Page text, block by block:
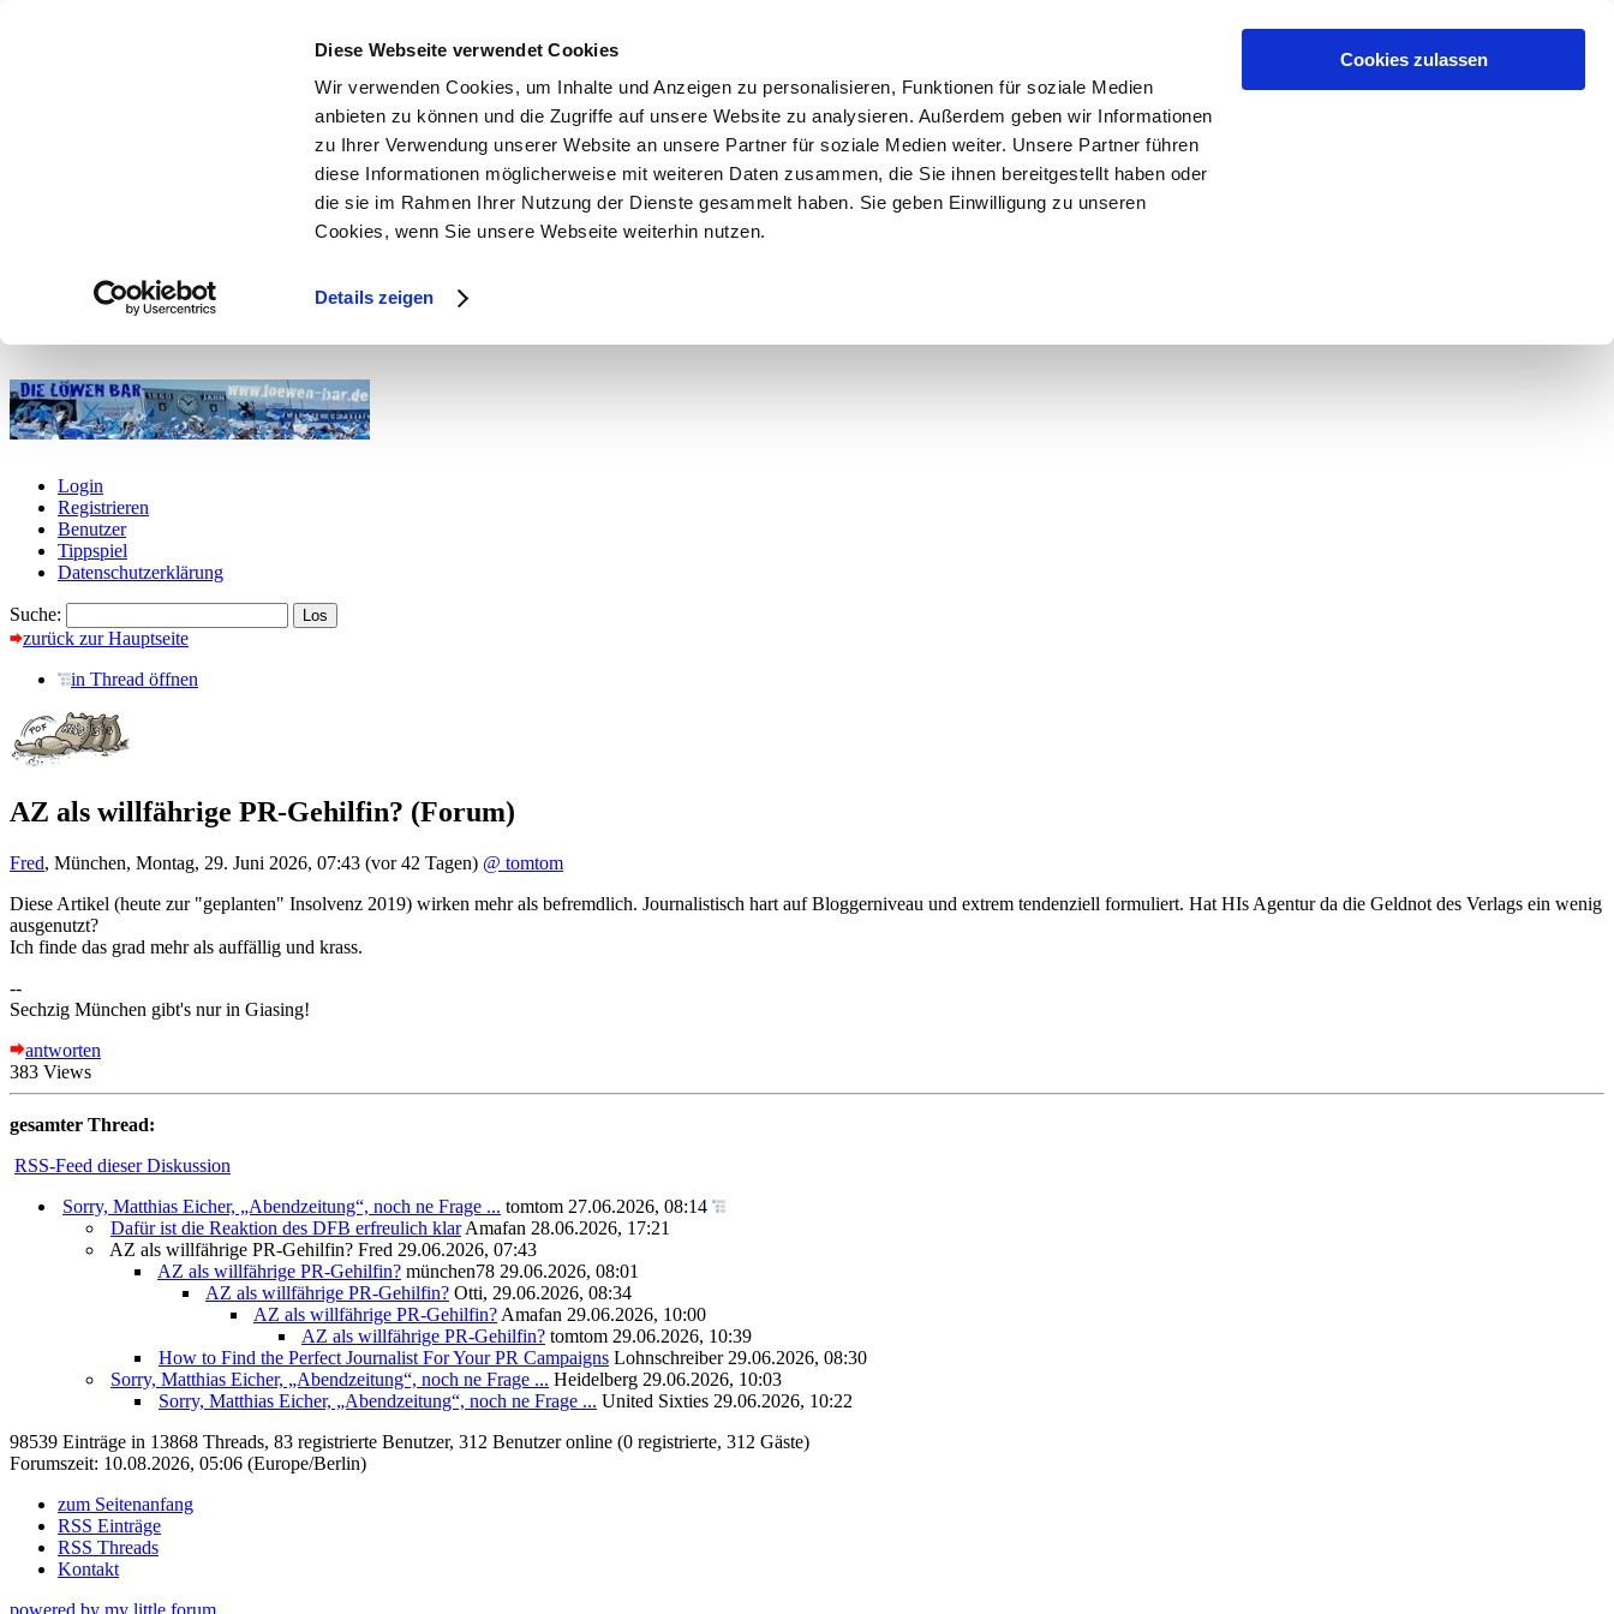
Diese Webseite verwendet Cookies
Wir verwenden Cookies, um Inhalte und Anzeigen zu personalisieren, Funktionen für soziale Medien
anbieten zu können und die Zugriffe auf unsere Website zu analysieren. Außerdem geben wir Informationen
zu Ihrer Verwendung unserer Website an unsere Partner für soziale Medien weiter. Unsere Partner führen
diese Informationen möglicherweise mit weiteren Daten zusammen, die Sie ihnen bereitgestellt haben oder
die sie im Rahmen Ihrer Nutzung der Dienste gesammelt haben. Sie geben Einwilligung zu unseren
Cookies, wenn Sie unsere Webseite weiterhin nutzen.
Details zeigen
Cookies zulassen
Login
Registrieren
Benutzer
Tippspiel
Datenschutzerklärung
Suche:
zurück zur Hauptseite
in Thread öffnen
AZ als willfährige PR-Gehilfin? (Forum)
Fred, München, Montag, 29. Juni 2026, 07:43 (vor 42 Tagen) @ tomtom
Diese Artikel (heute zur "geplanten" Insolvenz 2019) wirken mehr als befremdlich. Journalistisch hart auf Bloggerniveau und extrem tendenziell formuliert. Hat HIs Agentur da die Geldnot des Verlags ein wenig
ausgenutzt?
Ich finde das grad mehr als auffällig und krass.
--
Sechzig München gibt's nur in Giasing!
antworten
383 Views
gesamter Thread:
RSS-Feed dieser Diskussion
Sorry, Matthias Eicher, „Abendzeitung“, noch ne Frage ... tomtom 27.06.2026, 08:14
Dafür ist die Reaktion des DFB erfreulich klar Amafan 28.06.2026, 17:21
AZ als willfährige PR-Gehilfin? Fred 29.06.2026, 07:43
AZ als willfährige PR-Gehilfin? münchen78 29.06.2026, 08:01
AZ als willfährige PR-Gehilfin? Otti, 29.06.2026, 08:34
AZ als willfährige PR-Gehilfin? Amafan 29.06.2026, 10:00
AZ als willfährige PR-Gehilfin? tomtom 29.06.2026, 10:39
How to Find the Perfect Journalist For Your PR Campaigns Lohnschreiber 29.06.2026, 08:30
Sorry, Matthias Eicher, „Abendzeitung“, noch ne Frage ... Heidelberg 29.06.2026, 10:03
Sorry, Matthias Eicher, „Abendzeitung“, noch ne Frage ... United Sixties 29.06.2026, 10:22
98539 Einträge in 13868 Threads, 83 registrierte Benutzer, 312 Benutzer online (0 registrierte, 312 Gäste)
Forumszeit: 10.08.2026, 05:06 (Europe/Berlin)
zum Seitenanfang
RSS Einträge
RSS Threads
Kontakt
powered by my little forum